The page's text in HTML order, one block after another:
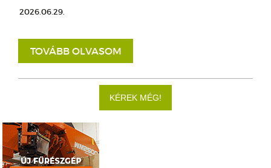
2026.06.29.
TOVÁBB OLVASOM
KÉREK MÉG!